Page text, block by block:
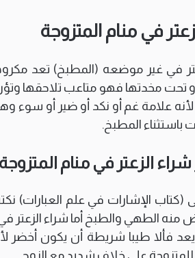
في منام المتزوجة
في غير موضعه (المطبخ) تعد
تحت مخدتها فهو متاعب تلاحقها وتؤرق
علامة غم أو نكد أو ضير أو سوء
باستثناء المطبخ.
الزعتر في منام
(كتاب الإشارات في علم العبارات)
منه الطهي والطبخ أما شراء الزعتر
فألا طيبا شريطة أن يكون أخضر لأن
للمتزوجة على خلاف شديد مع الزوج.